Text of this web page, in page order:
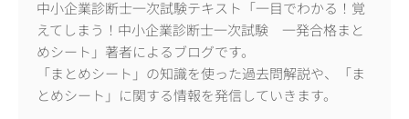
中小企業診断士一次試験テキスト「一目でわかる！覚
えてしまう！中小企業診断士一次試験 一発合格まと
めシート」著者によるブログです。
「まとめシート」の知識を使った過去問解説や、「ま
とめシート」に関する情報を発信していきます。